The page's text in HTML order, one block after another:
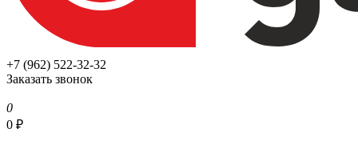
+7 (962) 522-32-32
Заказать звонок
0
0 ₽